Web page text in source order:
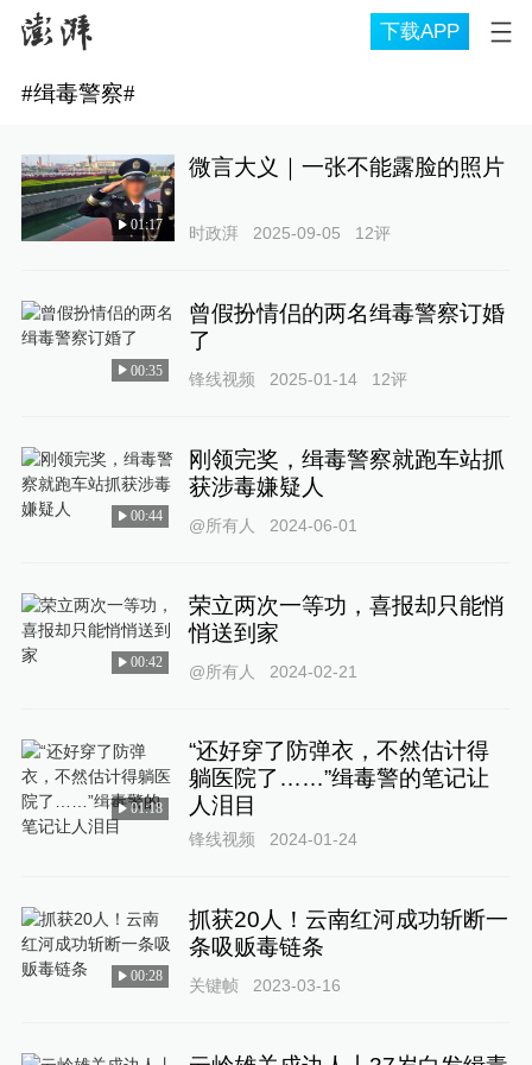
下载APP
#缉毒警察#
01:17
微言大义｜一张不能露脸的照片
时政湃 2025-09-05 12评
00:35
曾假扮情侣的两名缉毒警察订婚
了
锋线视频 2025-01-14 12评
00:44
刚领完奖，缉毒警察就跑车站抓
获涉毒嫌疑人
@所有人 2024-06-01
00:42
荣立两次一等功，喜报却只能悄
悄送到家
@所有人 2024-02-21
01:18
“还好穿了防弹衣，不然估计得
躺医院了……”缉毒警的笔记让
人泪目
锋线视频 2024-01-24
00:28
抓获20人！云南红河成功斩断一
条吸贩毒链条
关键帧 2023-03-16